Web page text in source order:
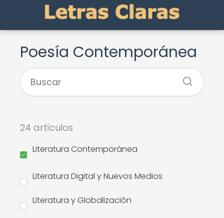
Poesía Contemporánea
24 artículos
Literatura Contemporánea
Literatura Digital y Nuevos Medios
Literatura y Globalización